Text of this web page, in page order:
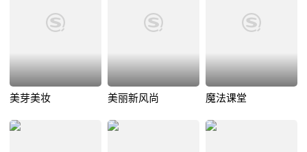
美芽美妆 美丽新风尚 魔法课堂